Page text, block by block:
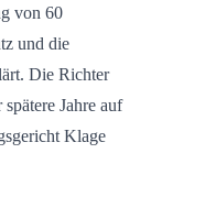
von 60
und die
Die Richter
Jahre auf
Klage